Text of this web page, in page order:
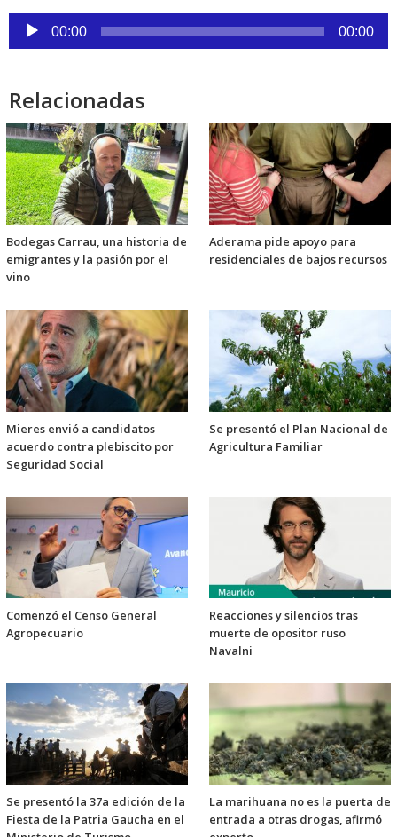
Reproductor
de
00:00 00:00
Relacionadas
Bodegas Carrau, una historia de
emigrantes y la pasión por el
vino
Aderama pide apoyo para
residenciales de bajos recursos
Mieres envió a candidatos
acuerdo contra plebiscito por
Seguridad Social
Se presentó el Plan Nacional de
Agricultura Familiar
Comenzó el Censo General
Agropecuario
Reacciones y silencios tras
muerte de opositor ruso
Navalni
Se presentó la 37a edición de la
Fiesta de la Patria Gaucha en el
La marihuana no es la puerta de
entrada a otras drogas, afirmó